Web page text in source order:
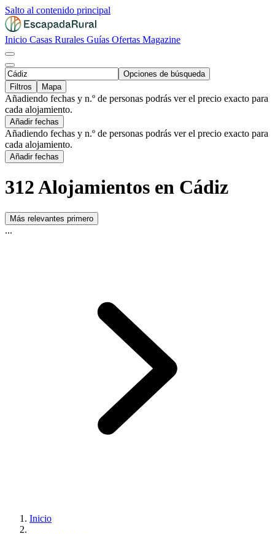
Salto al contenido principal
Inicio Casas Rurales Guías Ofertas Magazine
Opciones de búsqueda
Filtros
Mapa
Añadiendo fechas y n.º de personas podrás ver el precio exacto para
cada alojamiento.
Añadir fechas
Añadiendo fechas y n.º de personas podrás ver el precio exacto para
cada alojamiento.
Añadir fechas
312 Alojamientos en Cádiz
Más relevantes primero
...
Inicio